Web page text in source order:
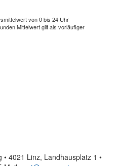
von 0 bis 24 Uhr
Mittelwert gilt als vorläufiger
4021 Linz, Landhausplatz 1 •